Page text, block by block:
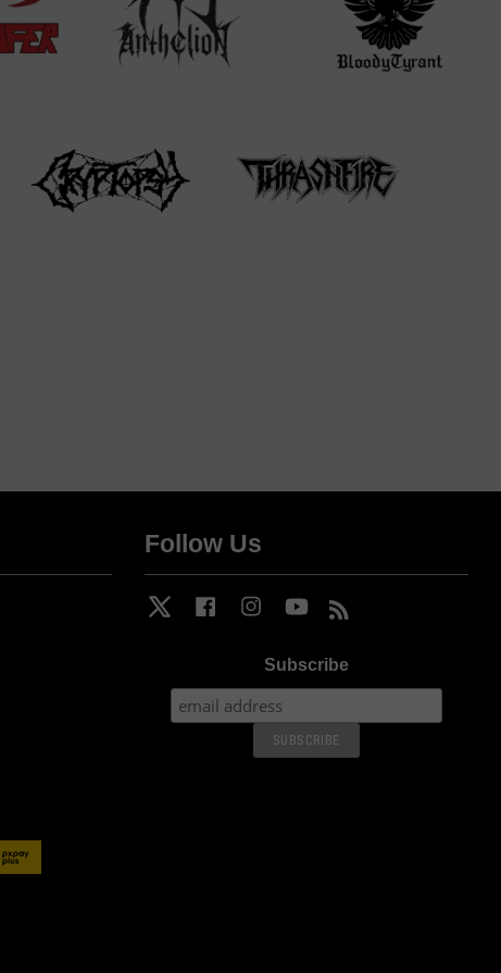
Follow Us
Twitter Facebook Instagram YouTube
Subscribe